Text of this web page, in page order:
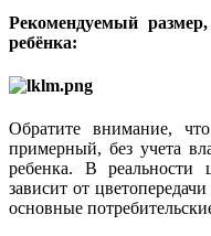
Рекомендуемый
ребёнка:
Обратите внимание,
примерный, без учета
ребенка. В реальности
зависит от
основные